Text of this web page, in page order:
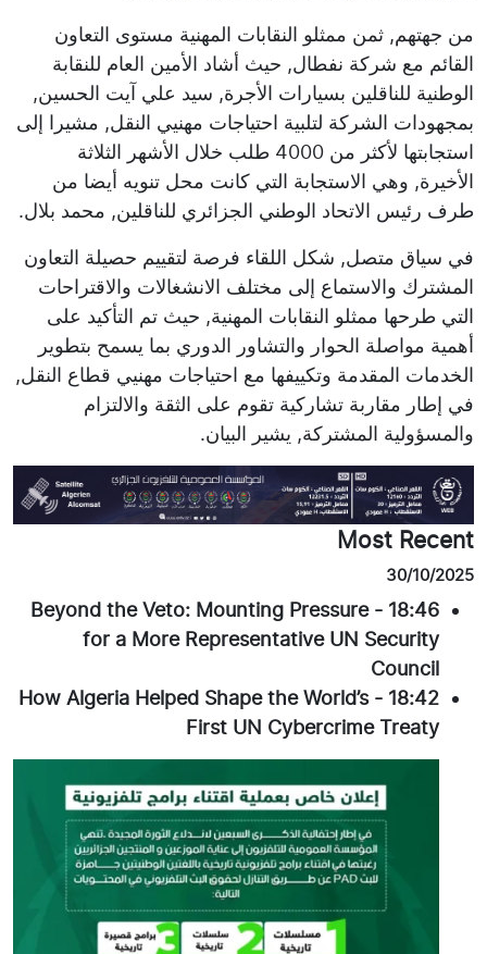
من جهتهم, ثمن ممثلو النقابات المهنية مستوى التعاون
القائم مع شركة نفطال, حيث أشاد الأمين العام للنقابة
الوطنية للناقلين بسيارات الأجرة, سيد علي آيت الحسين,
بمجهودات الشركة لتلبية احتياجات مهنيي النقل, مشيرا إلى
استجابتها لأكثر من 4000 طلب خلال الأشهر الثلاثة
الأخيرة, وهي الاستجابة التي كانت محل تنويه أيضا من
طرف رئيس الاتحاد الوطني الجزائري للناقلين, محمد بلال.
في سياق متصل, شكل اللقاء فرصة لتقييم حصيلة التعاون
المشترك والاستماع إلى مختلف الانشغالات والاقتراحات
التي طرحها ممثلو النقابات المهنية, حيث تم التأكيد على
أهمية مواصلة الحوار والتشاور الدوري بما يسمح بتطوير
الخدمات المقدمة وتكييفها مع احتياجات مهنيي قطاع النقل,
في إطار مقاربة تشاركية تقوم على الثقة والالتزام
والمسؤولية المشتركة, يشير البيان.
Most Recent
30/10/2025
18:46
-
Beyond the Veto: Mounting Pressure
for a More Representative UN Security
Council
18:42
-
How Algeria Helped Shape the World’s
First UN Cybercrime Treaty